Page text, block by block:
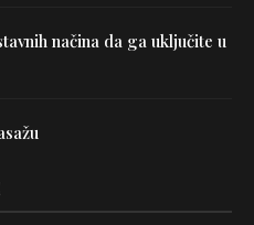
načina da ga uključite u